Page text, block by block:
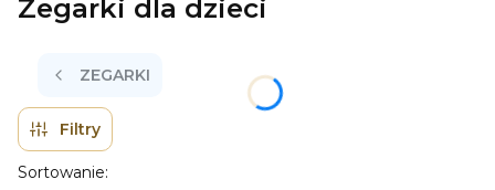
Zegarki dla dzieci
ZEGARKI
Filtry
Lista produktów
Sortowanie: